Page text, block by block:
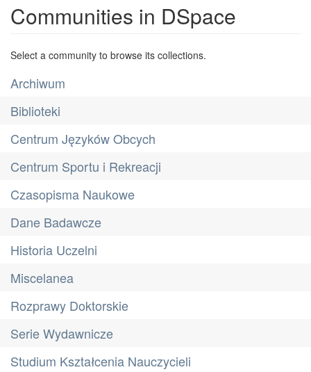
Communities in DSpace
Select a community to browse its collections.
Archiwum
Biblioteki
Centrum Języków Obcych
Centrum Sportu i Rekreacji
Czasopisma Naukowe
Dane Badawcze
Historia Uczelni
Miscelanea
Rozprawy Doktorskie
Serie Wydawnicze
Studium Kształcenia Nauczycieli